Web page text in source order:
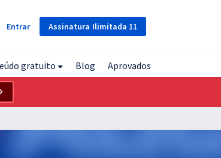
Assinatura Ilimitada 11
Entrar
gratuito Blog Aprovados